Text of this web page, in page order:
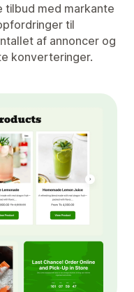
med markante
til
af annoncer og
konverteringer.